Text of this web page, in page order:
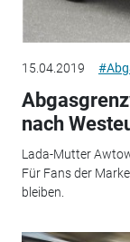
15.04.2019
nach
Lada-Mutter
Für Fans der
bleiben.